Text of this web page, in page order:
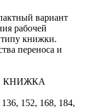
вариант
рабочей
типу книжки.
переноса и
КНИЖКА
152, 168, 184,